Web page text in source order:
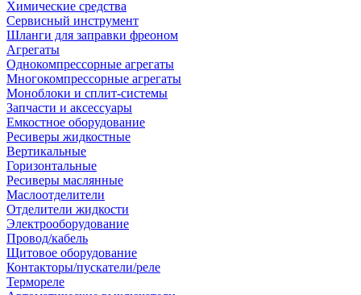
Химические средства
Сервисный инструмент
Шланги для заправки фреоном
Агрегаты
Однокомпрессорные агрегаты
Многокомпрессорные агрегаты
Моноблоки и сплит-системы
Запчасти и аксессуары
Емкостное оборудование
Ресиверы жидкостные
Вертикальные
Горизонтальные
Ресиверы маслянные
Маслоотделители
Отделители жидкости
Электрооборудование
Провод/кабель
Щитовое оборудование
Контакторы/пускатели/реле
Термореле